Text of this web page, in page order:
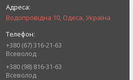
Водопровідна 10, Одеса, Україна
+380 (67) 316-21-63
Всеволод
+380 (98) 816-31-63
Всеволод